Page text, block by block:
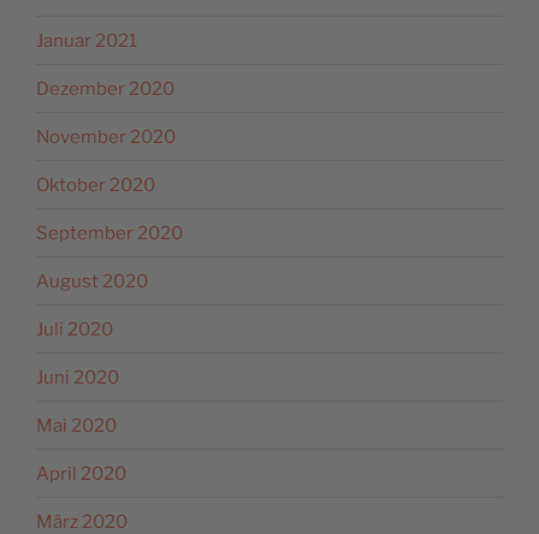
Januar 2021
Dezember 2020
November 2020
Oktober 2020
September 2020
August 2020
Juli 2020
Juni 2020
Mai 2020
April 2020
März 2020